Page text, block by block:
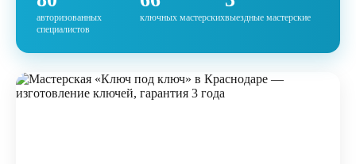
авторизованных
специалистов
ключных мастерскихвыездные мастерские